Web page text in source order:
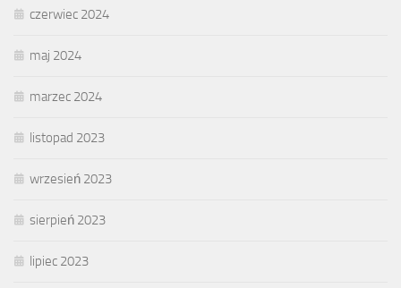
czerwiec 2024
maj 2024
marzec 2024
listopad 2023
wrzesień 2023
sierpień 2023
lipiec 2023